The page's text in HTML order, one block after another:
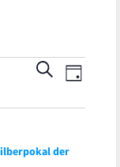
Suche
und
SUCHE
TAG
der